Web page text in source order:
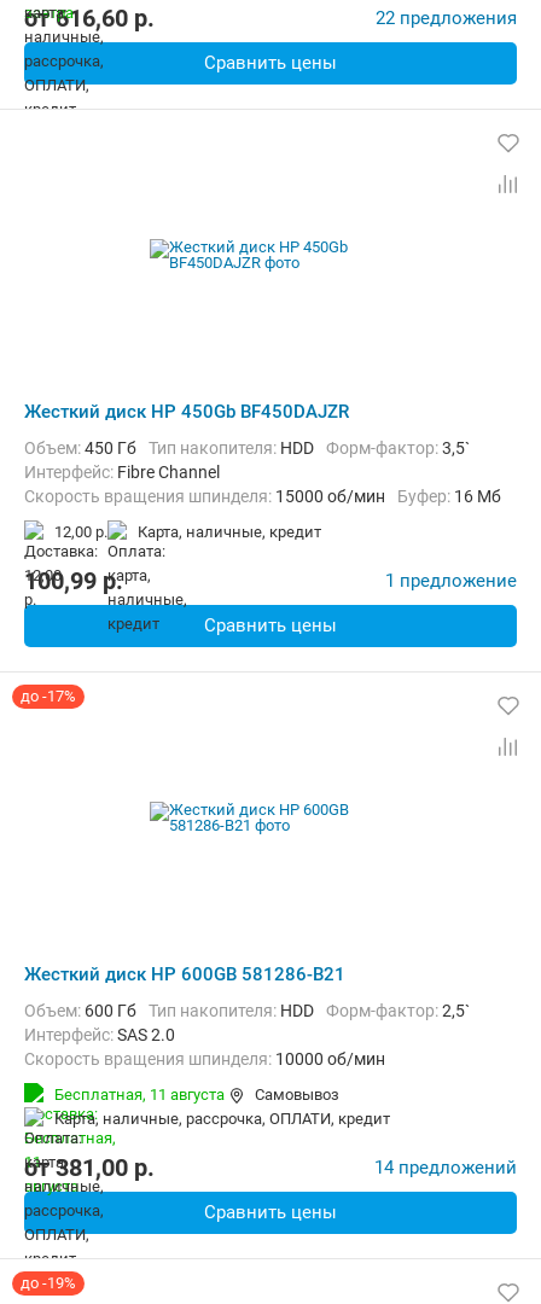
от616,60 p. 22 предложения
Сравнить цены
Жесткий диск HP 450Gb BF450DAJZR
Объем:450 Гб Тип накопителя: HDD Форм-фактор:3,5`
Интерфейс: Fibre Channel
Скорость вращения шпинделя: 15000 об/мин Буфер: 16 Мб
12,00 р. карта, наличные, кредит
100,99 p. 1 предложение
Сравнить цены
до -17%
Жесткий диск HP 600GB 581286-B21
Объем: 600 Гб Тип накопителя: HDD Форм-фактор:2,5`
Интерфейс:SAS 2.0
Скорость вращения шпинделя: 10000 об/мин
Бесплатная, 11 августа
Самовывоз
карта, наличные, рассрочка, ОПЛАТИ, кредит
от381,00 p. 14 предложений
Сравнить цены
до -19%